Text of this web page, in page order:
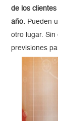
de los
año. Pueden
otro lugar.
previsiones